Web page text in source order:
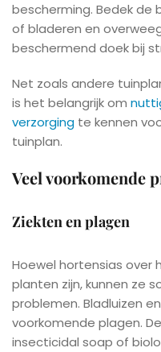
bescherming. Bedek de
of bladeren en
beschermend doek bij
Net zoals andere
is het belangrijk om
verzorging te kennen
tuinplan.
Veel voorkomende
Ziekten en plagen
Hoewel hortensias over
planten zijn, kunnen ze
problemen. Bladluizen
voorkomende plagen.
insecticidal soap of